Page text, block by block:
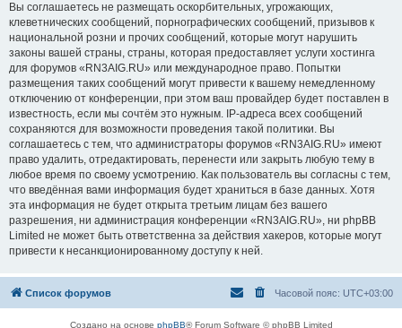
Вы соглашаетесь не размещать оскорбительных, угрожающих,
клеветнических сообщений, порнографических сообщений, призывов к
национальной розни и прочих сообщений, которые могут нарушить
законы вашей страны, страны, которая предоставляет услуги хостинга
для форумов «RN3AIG.RU» или международное право. Попытки
размещения таких сообщений могут привести к вашему немедленному
отключению от конференции, при этом ваш провайдер будет поставлен в
известность, если мы сочтём это нужным. IP-адреса всех сообщений
сохраняются для возможности проведения такой политики. Вы
соглашаетесь с тем, что администраторы форумов «RN3AIG.RU» имеют
право удалить, отредактировать, перенести или закрыть любую тему в
любое время по своему усмотрению. Как пользователь вы согласны с тем,
что введённая вами информация будет храниться в базе данных. Хотя
эта информация не будет открыта третьим лицам без вашего
разрешения, ни администрация конференции «RN3AIG.RU», ни phpBB
Limited не может быть ответственна за действия хакеров, которые могут
привести к несанкционированному доступу к ней.
Список форумов Часовой пояс: UTC+03:00
Создано на основе phpBB® Forum Software © phpBB Limited